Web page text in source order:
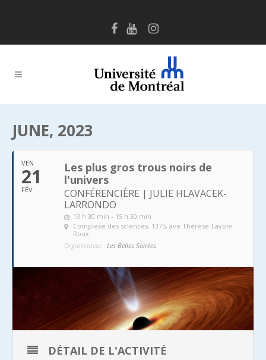
JUNE, 2023
VEN
21
FÉV
Les plus gros trous noirs de
l'univers
CONFÉRENCIÈRE | JULIE HLAVACEK-
LARRONDO
13 h 30 min - 15 h 30 min
Complexe des sciences, 1375, ave Thérèse-Lavoie-
Roux
Organisateur: Les Belles Soirées
DÉTAIL DE L'ACTIVITÉ